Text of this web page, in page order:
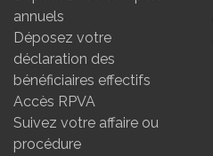
annuels
Déposez votre
déclaration des
bénéficiaires effectifs
Accès RPVA
Suivez votre affaire ou
procédure